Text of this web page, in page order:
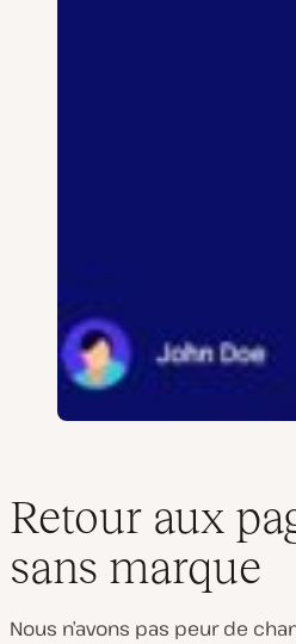
Retour aux
sans marque
Nous n’avons pas peur de